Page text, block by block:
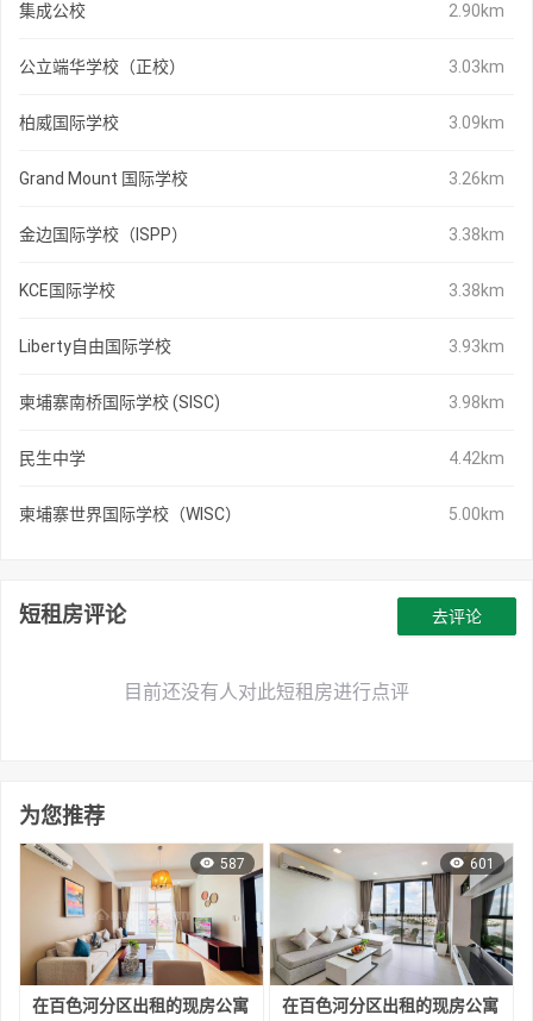
集成公校 2.90km
公立端华学校（正校） 3.03km
柏威国际学校 3.09km
Grand Mount 国际学校 3.26km
金边国际学校（ISPP） 3.38km
KCE国际学校 3.38km
Liberty自由国际学校 3.93km
柬埔寨南桥国际学校 (SISC) 3.98km
民生中学 4.42km
柬埔寨世界国际学校（WISC） 5.00km
短租房评论
目前还没有人对此短租房进行点评
去评论
为您推荐
587
在百色河分区出租的现房公寓
601
在百色河分区出租的现房公寓